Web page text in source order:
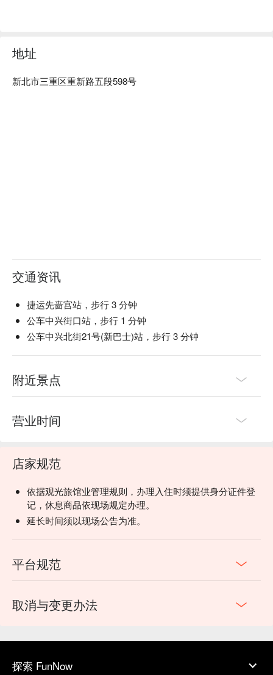
地址
新北市三重区重新路五段598号
交通资讯
捷运先啬宫站，步行 3 分钟
公车中兴街口站，步行 1 分钟
公车中兴北街21号(新巴士)站，步行 3 分钟
附近景点
营业时间
店家规范
依据观光旅馆业管理规则，办理入住时须提供身分证件登
记，休息商品依现场规定办理。
延长时间须以现场公告为准。
平台规范
取消与变更办法
探索 FunNow